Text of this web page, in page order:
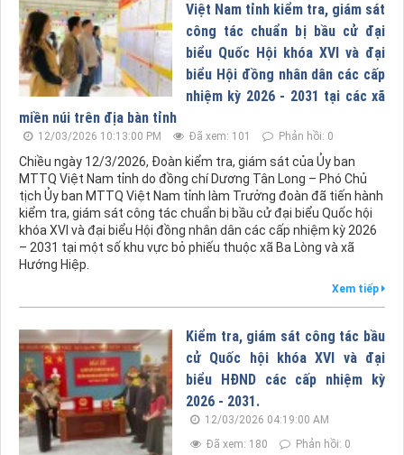
Việt Nam tỉnh kiểm tra, giám sát
công tác chuẩn bị bầu cử đại
biểu Quốc Hội khóa XVI và đại
biểu Hội đồng nhân dân các cấp
nhiệm kỳ 2026 - 2031 tại các xã
miền núi trên địa bàn tỉnh
12/03/2026 10:13:00 PM Đã xem: 101 Phản hồi: 0
Chiều ngày 12/3/2026, Đoàn kiểm tra, giám sát của Ủy ban
MTTQ Việt Nam tỉnh do đồng chí Dương Tân Long – Phó Chủ
tịch Ủy ban MTTQ Việt Nam tỉnh làm Trưởng đoàn đã tiến hành
kiểm tra, giám sát công tác chuẩn bị bầu cử đại biểu Quốc hội
khóa XVI và đại biểu Hội đồng nhân dân các cấp nhiệm kỳ 2026
– 2031 tại một số khu vực bỏ phiếu thuộc xã Ba Lòng và xã
Hướng Hiệp.
Xem tiếp
Kiểm tra, giám sát công tác bầu
cử Quốc hội khóa XVI và đại
biểu HĐND các cấp nhiệm kỳ
2026 - 2031.
12/03/2026 04:19:00 AM
Đã xem: 180
Phản hồi: 0